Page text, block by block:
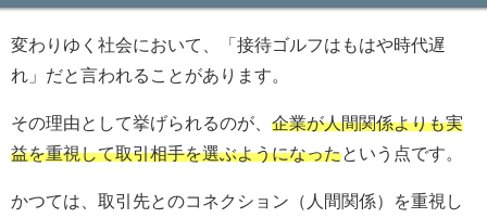
変わりゆく社会において、「接待ゴルフはもはや時代遅
れ」だと言われることがあります。
その理由として挙げられるのが、 企業が人間関係よりも実
益を重視して取引相手を選ぶようになったという点です。
かつては、取引先とのコネクション（人間関係）を重視し